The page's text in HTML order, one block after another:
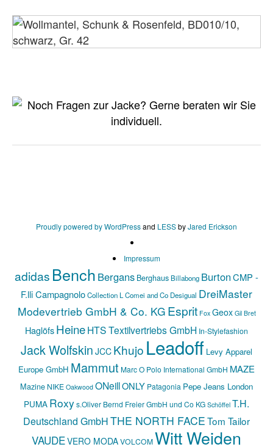
Proudly powered by WordPressand LESSbyJared Erickson
Impressum
adidas Bench Bergans Berghaus Billabong BurtonCMP -
F.lli CampagnoloCollection L Comei and Co Desigual DreiMaster
Modevertrieb GmbH & Co. KG Esprit Fox Geox Gil Bret
HaglöfsHeineHTS Textilvertriebs GmbH In-Stylefashion
Jack Wolfskin JCC Khujo Leadoff Levy Apparel
Europe GmbH Mammut Marc O Polo International GmbH MAZE
Mazine NIKE Oakwood ONeillONLY Patagonia Pepe Jeans London
PUMA Roxys.Oliver Bernd Freier GmbH und Co KG Schöffel T.H.
Deutschland GmbHTHE NORTH FACETom Tailor
VAUDEVERO MODAVOLCOMWitt Weiden